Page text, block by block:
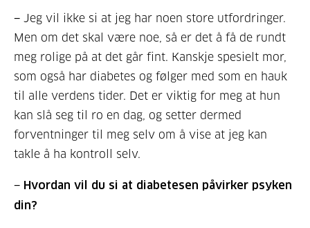
− Jeg vil ikke si at jeg har noen store utfordringer.
Men om det skal være noe, så er det å få de rundt
meg rolige på at det går fint. Kanskje spesielt mor,
som også har diabetes og følger med som en hauk
til alle verdens tider. Det er viktig for meg at hun
kan slå seg til ro en dag, og setter dermed
forventninger til meg selv om å vise at jeg kan
takle å ha kontroll selv.
− Hvordan vil du si at diabetesen påvirker psyken
din?